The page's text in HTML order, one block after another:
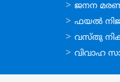
ജനന
ഫയല്‍
വസ്തു
വിവാഹ